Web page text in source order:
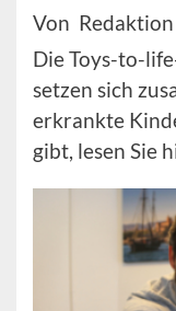
Von Redaktion
Die Toys-to-
setzen sich
erkrankte
gibt, lesen Sie